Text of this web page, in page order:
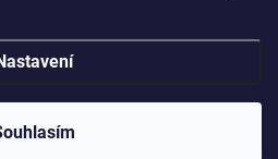
práva vyhrazena.Upravit nastavení
cookies